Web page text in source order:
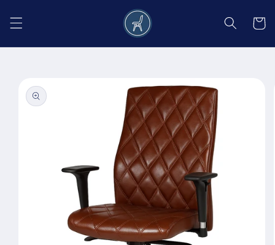
conținut
Coș
informațiile
despre
produs